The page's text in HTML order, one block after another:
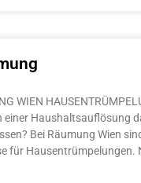
WIEN
einer Haushaltsauflösung
Bei Räumung Wien
für Hausentrümpelungen.